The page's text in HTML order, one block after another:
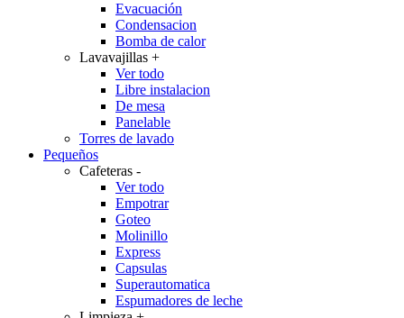
Evacuación
Condensacion
Bomba de calor
Lavavajillas +
Ver todo
Libre instalacion
De mesa
Panelable
Torres de lavado
Pequeños
Cafeteras -
Ver todo
Empotrar
Goteo
Molinillo
Express
Capsulas
Superautomatica
Espumadores de leche